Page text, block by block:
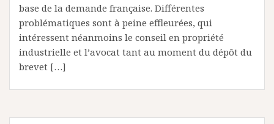
base de la demande française. Différentes
problématiques sont à peine effleurées, qui
intéressent néanmoins le conseil en propriété
industrielle et l’avocat tant au moment du dépôt du
brevet […]